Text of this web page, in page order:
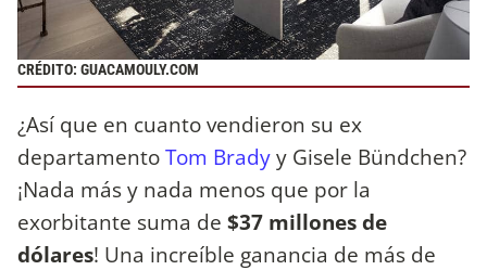
CRÉDITO: GUACAMOULY.COM
¿Así que en cuanto vendieron su ex
departamentoTom Bradyy Gisele Bündchen?
¡Nada más y nada menos que por la
exorbitante suma de $37 millones de
dólares! Una increíble ganancia de más de